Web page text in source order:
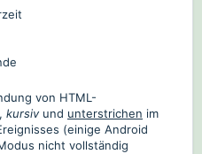
von HTML-
, kursivund unterstrichen im
(einige Android
nicht vollständig